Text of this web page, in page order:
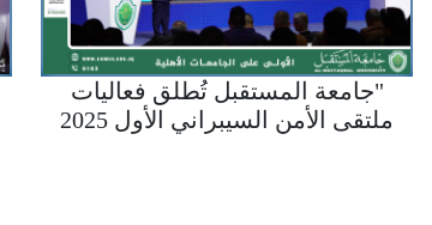
"جامعة المستقبل تُطلق فعاليات
ملتقى الأمن السيبراني الأول 2025